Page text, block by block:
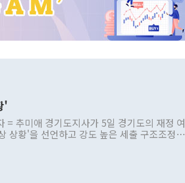
'
= 추미애 경기도지사가 5일 경기도의 재정 여
상황'을 선언하고 강도 높은 세출 구조조정과
도의 재정 여건에 대해 공식적으로 '비상 상